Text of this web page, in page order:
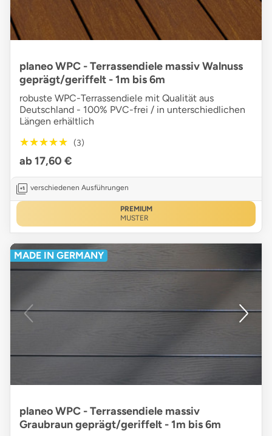
planeo WPC - Terrassendiele massiv Walnuss
geprägt/geriffelt - 1m bis 6m
robuste WPC-Terrassendiele mit Qualität aus
Deutschland - 100% PVC-frei / in unterschiedlichen
Längen erhältlich
★★★★★
★★★★★ (3)
ab 17,60 €
verschiedenen Ausführungen
PREMIUM
MUSTER
MADE IN GERMANY
planeo WPC - Terrassendiele massiv
Graubraun geprägt/geriffelt - 1m bis 6m